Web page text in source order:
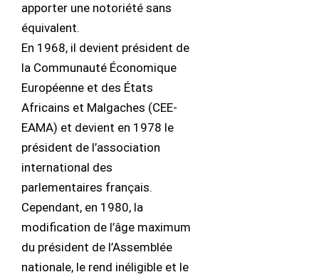
apporter une notoriété sans
équivalent.
En 1968, il devient président de
la Communauté Économique
Européenne et des États
Africains et Malgaches (CEE-
EAMA) et devient en 1978 le
président de l’association
international des
parlementaires français.
Cependant, en 1980, la
modification de l’âge maximum
du président de l’Assemblée
nationale, le rend inéligible et le